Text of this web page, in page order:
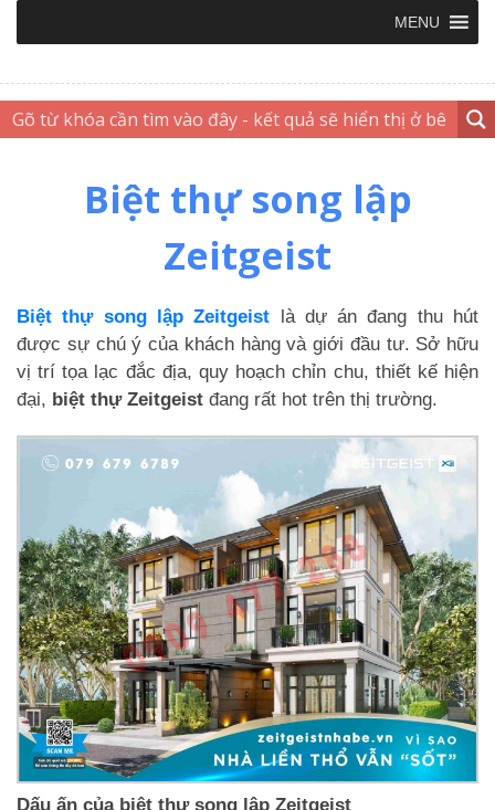
MENU
Biệt thự song lập
Zeitgeist
Biệt thự song lập Zeitgeist là dự án đang thu hút
được sự chú ý của khách hàng và giới đầu tư. Sở hữu
vị trí tọa lạc đắc địa, quy hoạch chỉn chu, thiết kế hiện
đại, biệt thự Zeitgeist đang rất hot trên thị trường.
Dấu ấn của biệt thự song lập Zeitgeist